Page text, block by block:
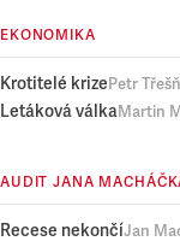
EKONOMIKA
Krotitelé krizePetr
Letáková válkaMartin
AUDIT JANA
Recese nekončíJan